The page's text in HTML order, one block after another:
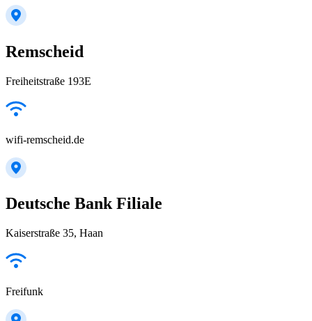
Remscheid
Freiheitstraße 193E
wifi-remscheid.de
Deutsche Bank Filiale
Kaiserstraße 35, Haan
Freifunk